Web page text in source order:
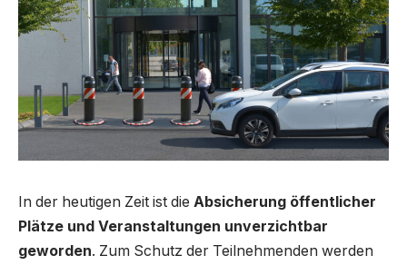
In der heutigen Zeit ist die Absicherung öffentlicher
Plätze und Veranstaltungen unverzichtbar
geworden. Zum Schutz der Teilnehmenden werden